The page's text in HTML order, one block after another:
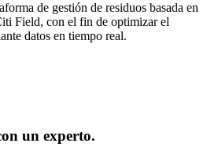
de gestión de residuos basada en
Field, con el fin de optimizar el
datos en tiempo real.
un experto.